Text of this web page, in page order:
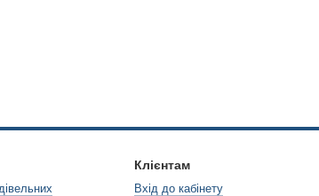
Клієнтам
Вхід до кабінету